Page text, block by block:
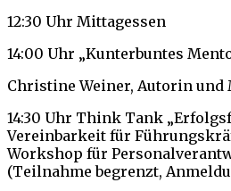
12:30 Uhr Mittagessen
14:00 Uhr „Kunterbuntes
Christine Weiner, Autorin und
14:30 Uhr Think Tank
Vereinbarkeit für
Workshop für
(Teilnahme begrenzt,